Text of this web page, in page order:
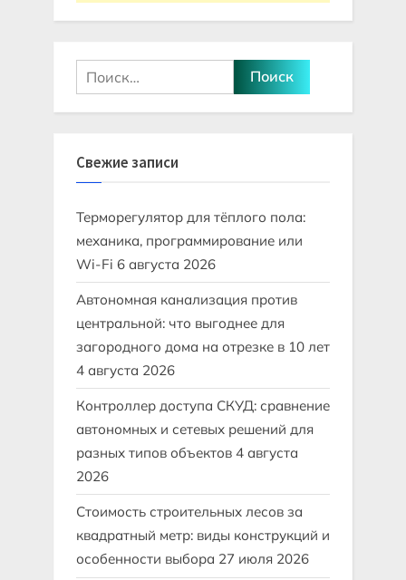
Найти:
Свежие записи
Терморегулятор для тёплого пола:
механика, программирование или
Wi-Fi 6 августа 2026
Автономная канализация против
центральной: что выгоднее для
загородного дома на отрезке в 10 лет
4 августа 2026
Контроллер доступа СКУД: сравнение
автономных и сетевых решений для
разных типов объектов 4 августа
2026
Стоимость строительных лесов за
квадратный метр: виды конструкций и
особенности выбора 27 июля 2026